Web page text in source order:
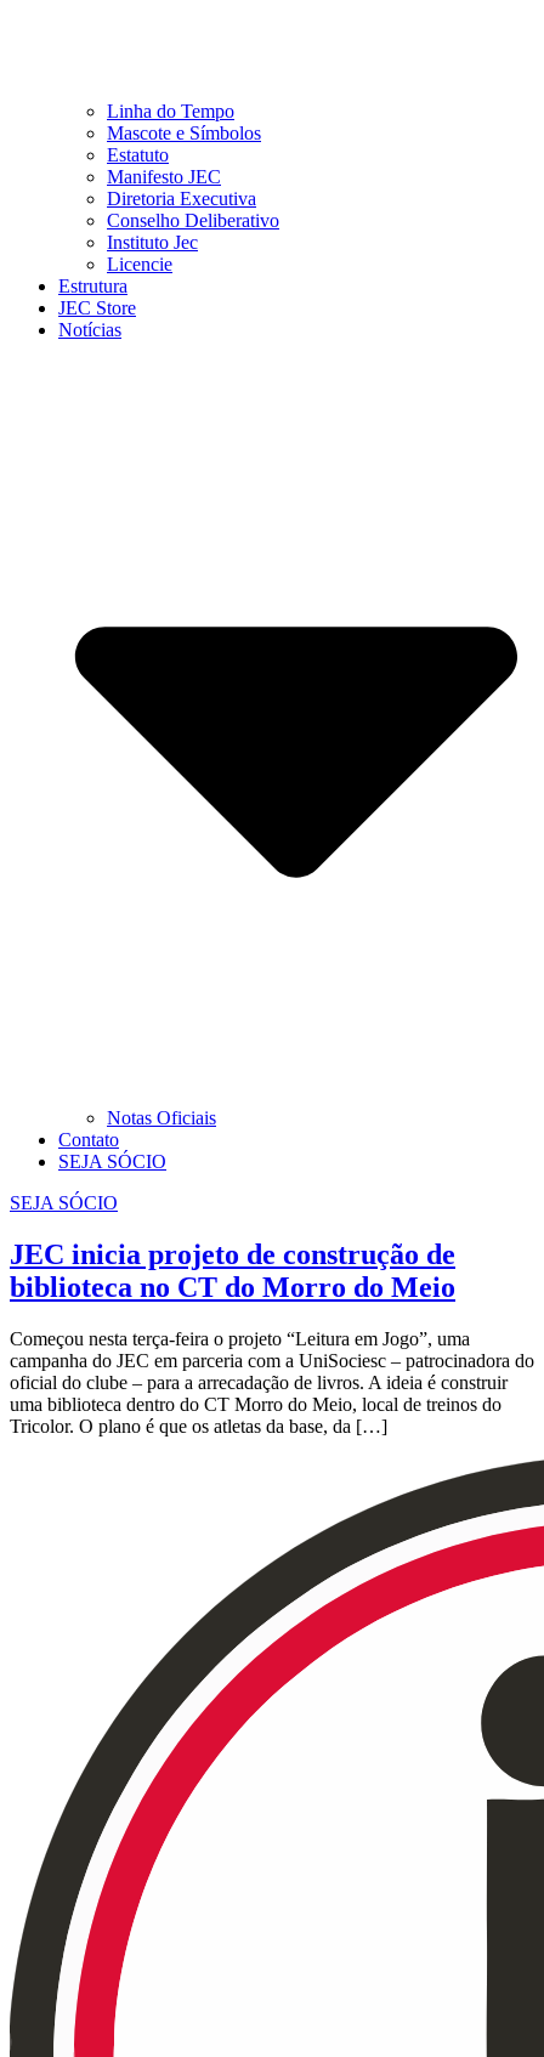
Linha do Tempo
Mascote e Símbolos
Estatuto
Manifesto JEC
Diretoria Executiva
Conselho Deliberativo
Instituto Jec
Licencie
Estrutura
JEC Store
Notícias
Notas Oficiais
Contato
SEJA SÓCIO
SEJA SÓCIO
JEC inicia projeto de construção de
biblioteca no CT do Morro do Meio
Começou nesta terça-feira o projeto “Leitura em Jogo”, uma
campanha do JEC em parceria com a UniSociesc – patrocinadora do
oficial do clube – para a arrecadação de livros. A ideia é construir
uma biblioteca dentro do CT Morro do Meio, local de treinos do
Tricolor. O plano é que os atletas da base, da […]